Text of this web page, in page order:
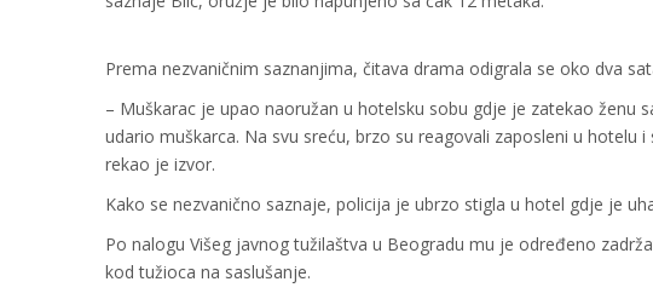
Prema nezvaničnim saznanjima, čitava drama odigrala se oko dva
– Muškarac je upao naoružan u hotelsku sobu gdje je zatekao ženu
udario muškarca. Na svu sreću, brzo su reagovali zaposleni u
rekao je izvor.
Kako se nezvanično saznaje, policija je ubrzo stigla u hotel gdje je
Po nalogu Višeg javnog tužilaštva u Beogradu mu je određeno
kod tužioca na saslušanje.